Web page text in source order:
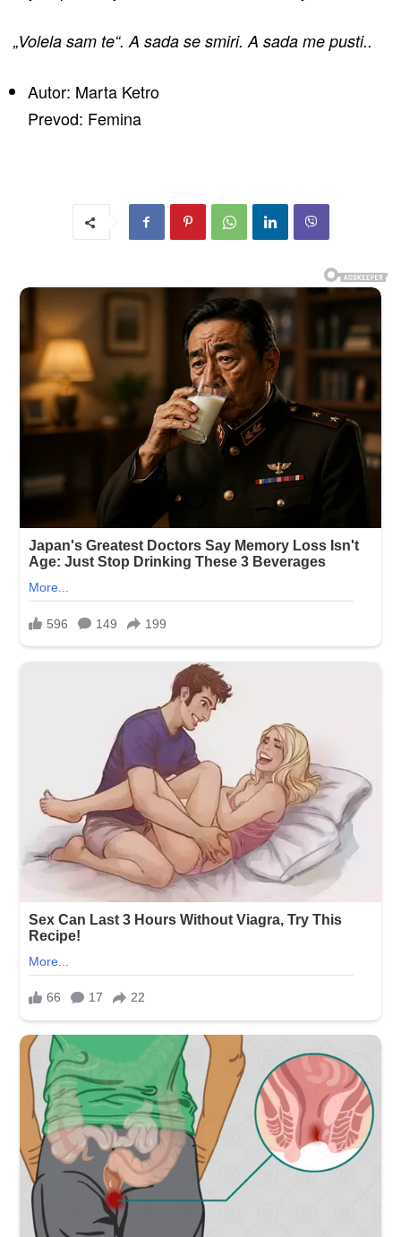
„Volela sam te“. A sada se smiri. A sada me pusti..
Autor: Marta Ketro
Prevod: Femina